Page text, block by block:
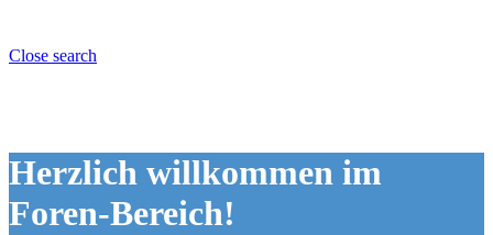
Close search
Herzlich willkommen im
Foren-Bereich!